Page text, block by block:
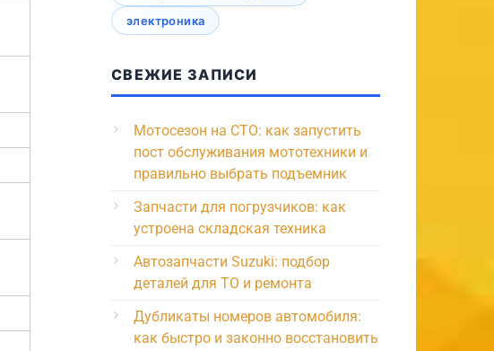
электроника
СВЕЖИЕ ЗАПИСИ
Мотосезон на СТО: как запустить
пост обслуживания мототехники и
правильно выбрать подъемник
Запчасти для погрузчиков: как
устроена складская техника
Автозапчасти Suzuki: подбор
деталей для ТО и ремонта
Дубликаты номеров автомобиля:
как быстро и законно восстановить